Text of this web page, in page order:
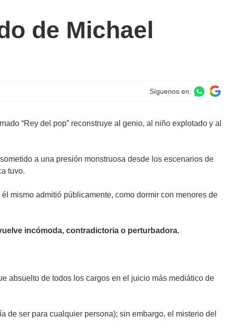
de Michael
Síguenos en:
“Rey del pop” reconstruye al genio, al niño explotado y al
sometido a una presión monstruosa desde los escenarios de
tuvo.
mismo admitió públicamente, como dormir con menores de
incómoda, contradictoria o perturbadora.
absuelto de todos los cargos en el juicio más mediático de
de ser para cualquier persona); sin embargo, el misterio del